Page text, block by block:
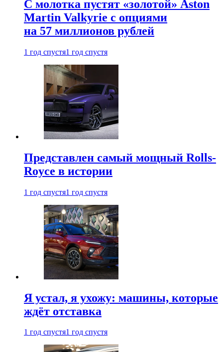
С молотка пустят «золотой» Aston
Martin Valkyrie с опциями
на 57 миллионов рублей
1 год спустя1 год спустя
Представлен самый мощный Rolls-
Royce в истории
1 год спустя1 год спустя
Я устал, я ухожу: машины, которые
ждёт отставка
1 год спустя1 год спустя